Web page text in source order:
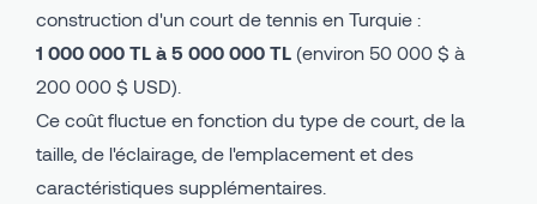
construction d'un court de tennis en Turquie :
1 000 000 TL à 5 000 000 TL (environ 50 000 $ à
200 000 $ USD).
Ce coût fluctue en fonction du type de court, de la
taille, de l'éclairage, de l'emplacement et des
caractéristiques supplémentaires.